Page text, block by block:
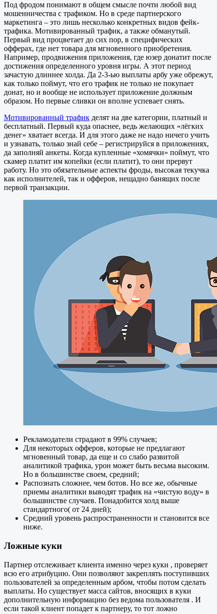
Под фродом понимают в общем смысле почти любой вид
мошенничества с трафиком. Но в среде партнерского
маркетинга – это лишь несколько конкретных видов фейк-
трафика. Мотивированный трафик, а также обманутый.
Первый вид процветает до сих пор, в специфических
офферах, где нет товара для мгновенного приобретения.
Например, продвижения приложения, где юзер донатит после
достижения определенного уровня игры. А этот период
зачастую длиннее холда. Да 2-3-ью выплаты арбу уже обрежут,
как только поймут, что его трафик не только не покупает
донат, но и вообще не использует приложение должным
образом. Но первые сливки он вполне успевает снять.
Мотивированный трафик делят на две категории, платный и
бесплатный. Первый куда опаснее, ведь желающих «лёгких
денег» хватает всегда. И для этого даже не надо ничего учить
и узнавать, только знай себе – регистрируйся в приложениях,
да заполняй анкеты. Когда купленные «хомячки» поймут, что
скамер платит им копейки (если платит), то они прервут
работу. Но это обязательные аспекты фроды, высокая текучка
как исполнителей, так и офферов, нещадно банящих после
первой транзакции.
Рекламодатели страдают в 99% случаев;
Для некоторых офферов, которые не предлагают
мгновенный товар, да еще и со слабо развитой
аналитикой трафика, урон может быть весьма высоким.
Но в большинстве своем, средний;
Распознать сложнее, чем ботов. Но все же, обычные
приемы аналитики выводят трафик на «чистую воду» в
большинстве случаев. Понадобится холд выше
стандартного( от 24 дней);
Средний уровень распространенности и становится все
ниже.
Ложные куки
Партнер отслеживает клиента именно через куки , проверяет
всю его атрибуцию. Они позволяют закреплять поступивших
пользователей за определенным арбом, чтобы потом сделать
выплаты. Но существует масса сайтов, вносящих в куки
дополнительную информацию без ведома пользователя . И
если такой клиент попадет к партнеру, то тот ложно